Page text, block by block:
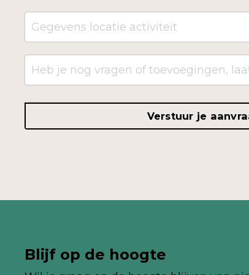
Verstuur je
Blijf op de hoogte